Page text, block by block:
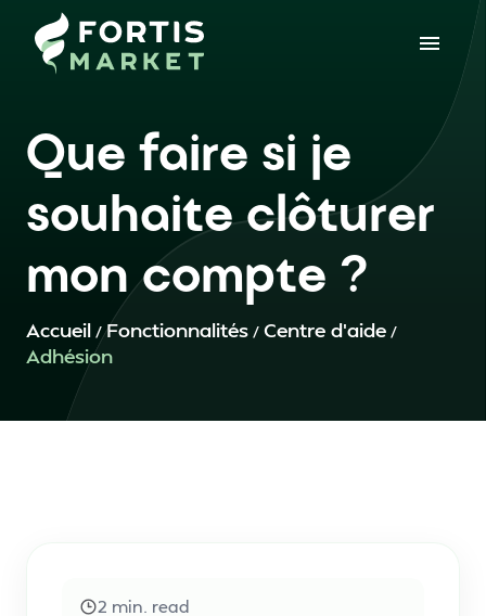
Que faire si je
souhaite clôturer
mon compte ?
Accueil /Fonctionnalités / Centre d'aide /
Adhésion
2 min. read